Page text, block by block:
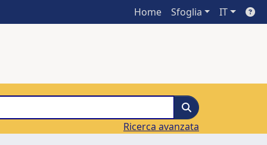
Home Sfoglia IT
Ricerca avanzata